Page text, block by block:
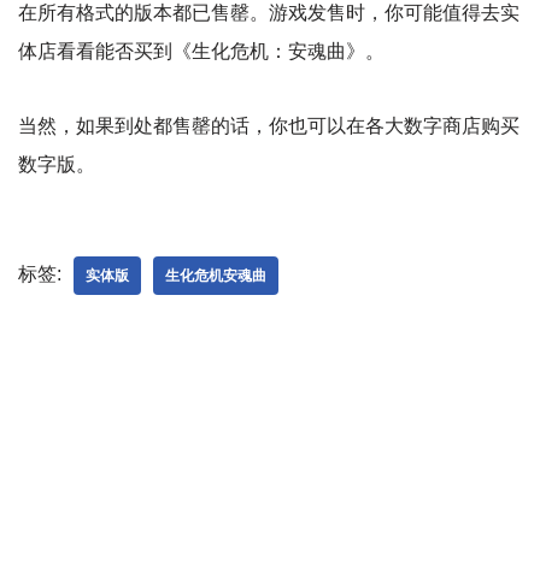
在所有格式的版本都已售罄。游戏发售时，你可能值得去实
体店看看能否买到《生化危机：安魂曲》。
当然，如果到处都售罄的话，你也可以在各大数字商店购买
数字版。
标签: 实体版 生化危机安魂曲